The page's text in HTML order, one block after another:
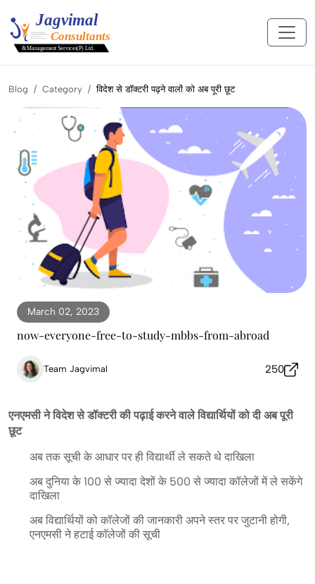
Blog Category विदेश से डॉक्टरी पढ़ने वालों को अब पूरी छूट
March 02, 2023
now-everyone-free-to-study-mbbs-from-abroad
Team Jagvimal 250
एनएमसी ने विदेश से डॉक्टरी की पढ़ाई करने वाले विद्यार्थियों को दी अब पूरी
छूट
अब तक सूची के आधार पर ही विद्यार्थी ले सकते थे दाखिला
अब दुनिया के 100 से ज्यादा देशों के 500 से ज्यादा कॉलेजों में ले सकेंगे
दाखिला
अब विद्यार्थियों को कॉलेजों की जानकारी अपने स्तर पर जुटानी होगी,
एनएमसी ने हटाई कॉलेजों की सूची